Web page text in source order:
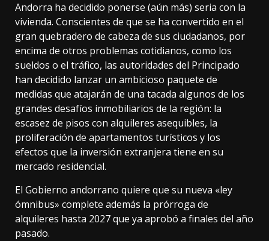
Andorra ha decidido ponerse (aún más) seria con la
vivienda. Conscientes de que se ha convertido en el
gran quebradero de cabeza de sus ciudadanos, por
encima de otros problemas cotidianos, como los
sueldos o el tráfico, las autoridades del Principado
han decidido lanzar un ambicioso paquete de
medidas que atajarán de una tacada algunos de los
grandes desafíos inmobiliarios de la región: la
escasez de pisos con alquileres asequibles, la
proliferación de apartamentos turísticos y los
efectos que la inversión extranjera tiene en su
mercado residencial.
El Gobierno andorrano quiere que su nueva «ley
ómnibus» complete además la prórroga de
alquileres hasta 2027 que ya aprobó a finales del año
pasado.